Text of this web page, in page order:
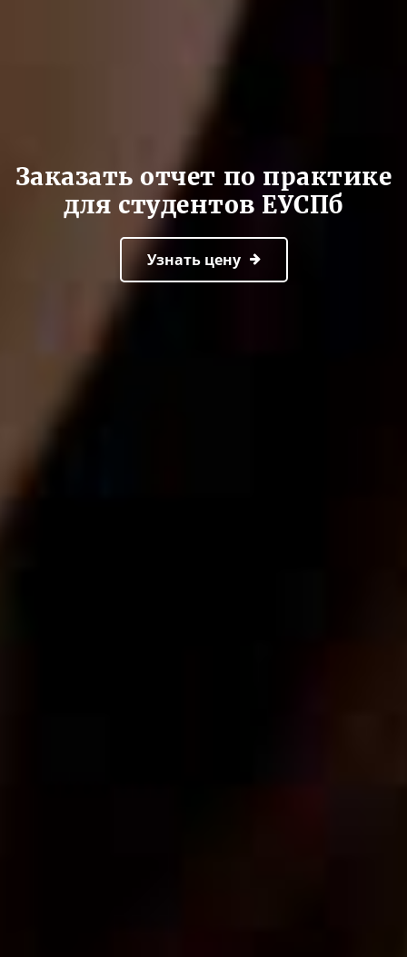
Заказать отчет по практике
для студентов ЕУСПб
Узнать цену